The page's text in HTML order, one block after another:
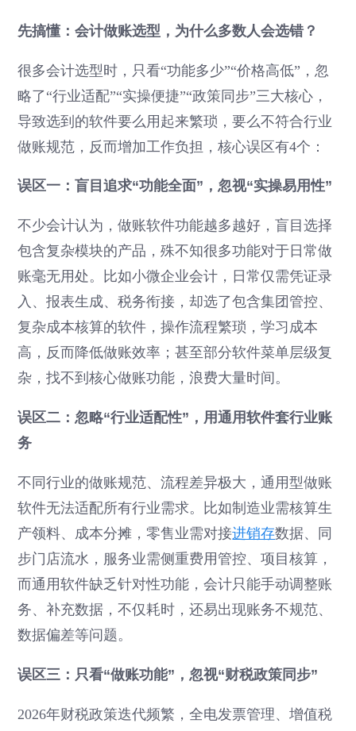
先搞懂：会计做账选型，为什么多数人会选错？
很多会计选型时，只看“功能多少”“价格高低”，忽
略了“行业适配”“实操便捷”“政策同步”三大核心，
导致选到的软件要么用起来繁琐，要么不符合行业
做账规范，反而增加工作负担，核心误区有4个：
误区一：盲目追求“功能全面”，忽视“实操易用性”
不少会计认为，做账软件功能越多越好，盲目选择
包含复杂模块的产品，殊不知很多功能对于日常做
账毫无用处。比如小微企业会计，日常仅需凭证录
入、报表生成、税务衔接，却选了包含集团管控、
复杂成本核算的软件，操作流程繁琐，学习成本
高，反而降低做账效率；甚至部分软件菜单层级复
杂，找不到核心做账功能，浪费大量时间。
误区二：忽略“行业适配性”，用通用软件套行业账
务
不同行业的做账规范、流程差异极大，通用型做账
软件无法适配所有行业需求。比如制造业需核算生
产领料、成本分摊，零售业需对接进销存数据、同
步门店流水，服务业需侧重费用管控、项目核算，
而通用软件缺乏针对性功能，会计只能手动调整账
务、补充数据，不仅耗时，还易出现账务不规范、
数据偏差等问题。
误区三：只看“做账功能”，忽视“财税政策同步”
2026年财税政策迭代频繁，全电发票管理、增值税